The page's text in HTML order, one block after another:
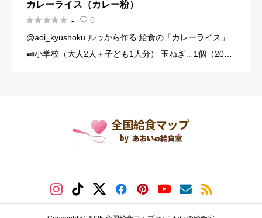
カレーライス（カレー粉）
 -  0
@aoi_kyushoku ルゥから作る 給食の「カレーライス」
🍛小学校（大人2人＋子ども1人分） 玉ねぎ…1個（200